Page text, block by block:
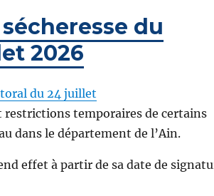
du
2026
du 24 juillet
temporaires de certains
dans le département de l’Ain.
effet à partir de sa date de